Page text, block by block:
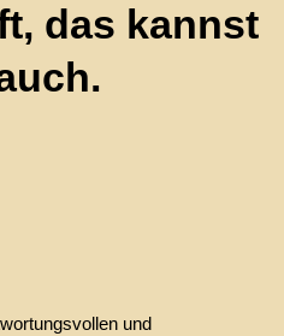
das kannst
und